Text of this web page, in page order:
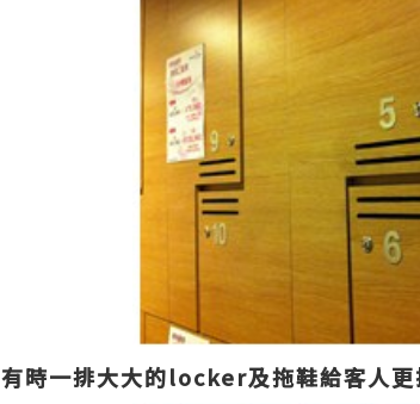
有時一排大大的locker及拖鞋給客人更